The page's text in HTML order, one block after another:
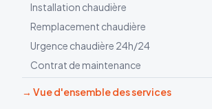
Installation chaudière
Remplacement chaudière
Urgence chaudière 24h/24
Contrat de maintenance
→ Vue d'ensemble des services